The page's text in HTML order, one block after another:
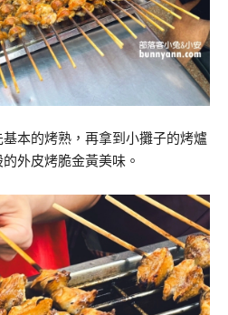
本的烤熟，再拿到小攤子的烤爐
外皮烤脆金黃美味。